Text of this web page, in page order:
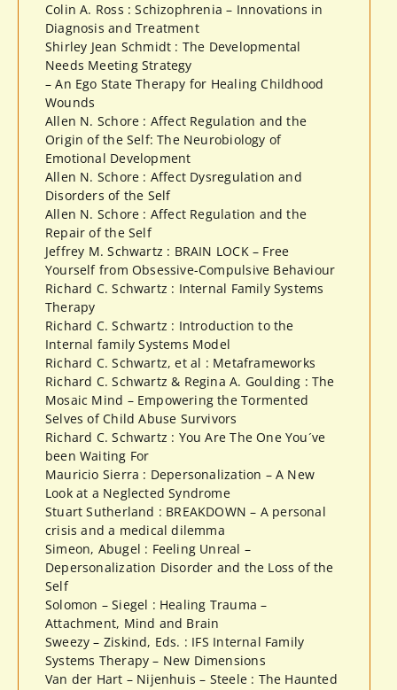
Colin A. Ross : Schizophrenia – Innovations in
Diagnosis and Treatment
Shirley Jean Schmidt : The Developmental
Needs Meeting Strategy
– An Ego State Therapy for Healing Childhood
Wounds
Allen N. Schore : Affect Regulation and the
Origin of the Self: The Neurobiology of
Emotional Development
Allen N. Schore : Affect Dysregulation and
Disorders of the Self
Allen N. Schore : Affect Regulation and the
Repair of the Self
Jeffrey M. Schwartz : BRAIN LOCK – Free
Yourself from Obsessive-Compulsive Behaviour
Richard C. Schwartz : Internal Family Systems
Therapy
Richard C. Schwartz : Introduction to the
Internal family Systems Model
Richard C. Schwartz, et al : Metaframeworks
Richard C. Schwartz & Regina A. Goulding : The
Mosaic Mind – Empowering the Tormented
Selves of Child Abuse Survivors
Richard C. Schwartz : You Are The One You´ve
been Waiting For
Mauricio Sierra : Depersonalization – A New
Look at a Neglected Syndrome
Stuart Sutherland : BREAKDOWN – A personal
crisis and a medical dilemma
Simeon, Abugel : Feeling Unreal –
Depersonalization Disorder and the Loss of the
Self
Solomon – Siegel : Healing Trauma –
Attachment, Mind and Brain
Sweezy – Ziskind, Eds. : IFS Internal Family
Systems Therapy – New Dimensions
Van der Hart – Nijenhuis – Steele : The Haunted